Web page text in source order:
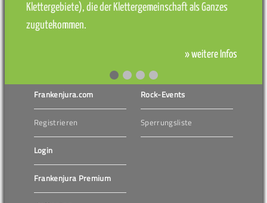
Klettergebiete), die der Klettergemeinschaft als Ganzes
zugutekommen.
» weitere Infos
Frankenjura.com
Registrieren
Login
Frankenjura Premium
Rock-Events
Sperrungsliste